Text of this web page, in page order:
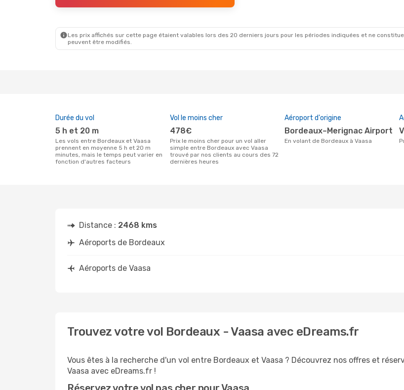
Les prix affichés sur cette page étaient valables lors des 20 derniers jours pour les périodes indiquées et ne
peuvent être modifiés.
Durée du vol
5 h et 20 m
Les vols entre Bordeaux et Vaasa
prennent en moyenne 5 h et 20 m
minutes, mais le temps peut varier en
fonction d'autres facteurs
Vol le moins cher
478€
Prix le moins cher pour un vol aller
simple entre Bordeaux avec Vaasa
trouvé par nos clients au cours des 72
dernières heures
Aéroport d'origine
Bordeaux–Merignac Airport
En volant de Bordeaux à Vaasa
Distance : 2468 kms
Aéroports de Bordeaux
Aéroports de Vaasa
Trouvez votre vol Bordeaux - Vaasa avec eDreams.fr
Vous êtes à la recherche d'un vol entre Bordeaux et Vaasa ? Découvrez nos offres et
Vaasa avec eDreams.fr !